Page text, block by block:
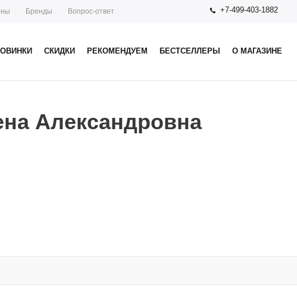
Бренды Вопрос-ответ +7-499-403-1882
СКИДКИ РЕКОМЕНДУЕМ БЕСТСЕЛЛЕРЫ О МАГАЗИНЕ
Александровна